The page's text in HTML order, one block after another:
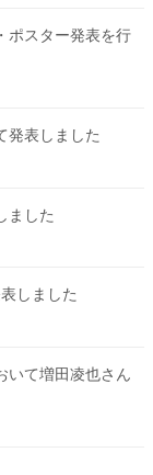
ポスター発表を行
発表しました
ました
しました
いて増田凌也さん